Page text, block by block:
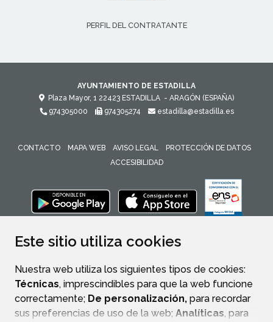
Este sitio utiliza cookies
Nuestra web utiliza los siguientes tipos de cookies:
Técnicas, imprescindibles para que la web funcione
correctamente; De personalización, para recordar
sus preferencias de uso de la web; Analíticas, para
PERFIL DEL CONTRATANTE
AYUNTAMIENTO DE ESTADILLA
Plaza Mayor, 1 22423 ESTADILLA - ARAGÓN (ESPAÑA)
974305000
974305274 estadilla@estadilla.es
CONTACTO MAPA WEB AVISO LEGAL
PROTECCIÓN DE DATOS
ACCESIBILIDAD